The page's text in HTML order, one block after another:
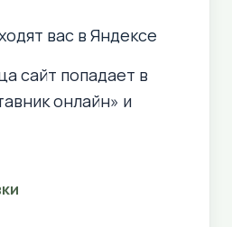
вас в Яндексе
сайт попадает в
онлайн» и